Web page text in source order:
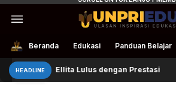
UnpriEdu
Ulasan Inspirasi Edukasi
Beranda Edukasi Panduan Belajar
HEADLINE Ellita Lulus dengan Prestasi